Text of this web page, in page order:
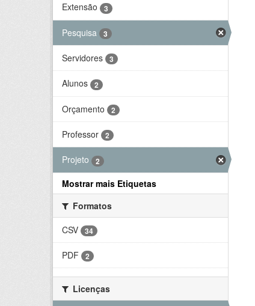
Extensão 3
Pesquisa 3
Servidores 3
Alunos 2
Orçamento 2
Professor 2
Projeto 2
Mostrar mais Etiquetas
Formatos
CSV
34
PDF 2
Licenças